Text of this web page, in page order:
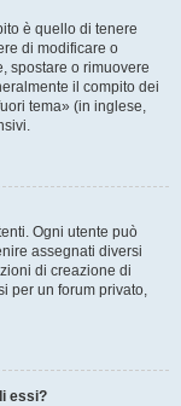
è quello di tenere
di modificare o
spostare o rimuovere
il compito dei
tema» (in inglese,
Ogni utente può
assegnati diversi
di creazione di
per un forum privato,
essi?